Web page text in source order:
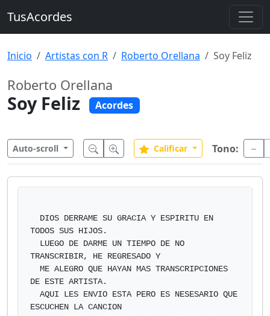
TusAcordes
Inicio Artistas con R Roberto Orellana Soy Feliz
Roberto Orellana
Soy Feliz Acordes
Auto-scroll Calificar Tono:
TODOS SUS HIJOS.
TRANSCRIBIR, HE REGRESADO Y
DE ESTE ARTISTA.
ESCUCHEN LA CANCION